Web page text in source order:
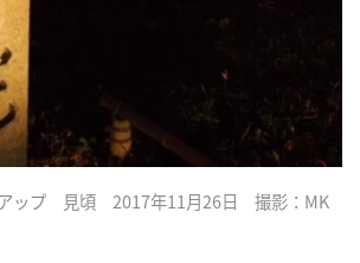
アップ 見頃 2017年11月26日 撮影：MK